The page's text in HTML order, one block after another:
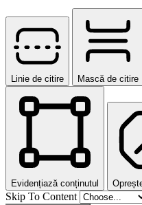
Linie de citire Mască de citire
Evidențiază conținutul
Skip To Content